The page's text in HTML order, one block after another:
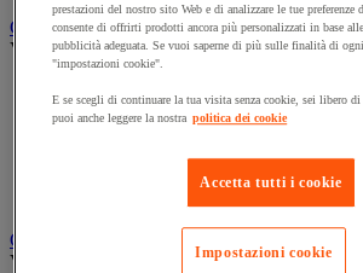
Cancelleria e forniture per ufficio
Vedi tutte le categorie
Busta e smistamento della posta
Quaderno, blocco note e Post-it®
Classificazione e archiviazione
Vedi tutte le categorie
prestazioni del nostro sito Web e di analizzare le tue preferenze
consente di offrirti prodotti ancora più personalizzati in base
pubblicità adeguata. Se vuoi saperne di più sulle finalità di
"impostazioni cookie".
E se scegli di continuare la tua visita senza cookie, sei libero
puoi anche leggere la nostra politica dei cookie
Accetta tutti i cookie
Impostazioni cookie